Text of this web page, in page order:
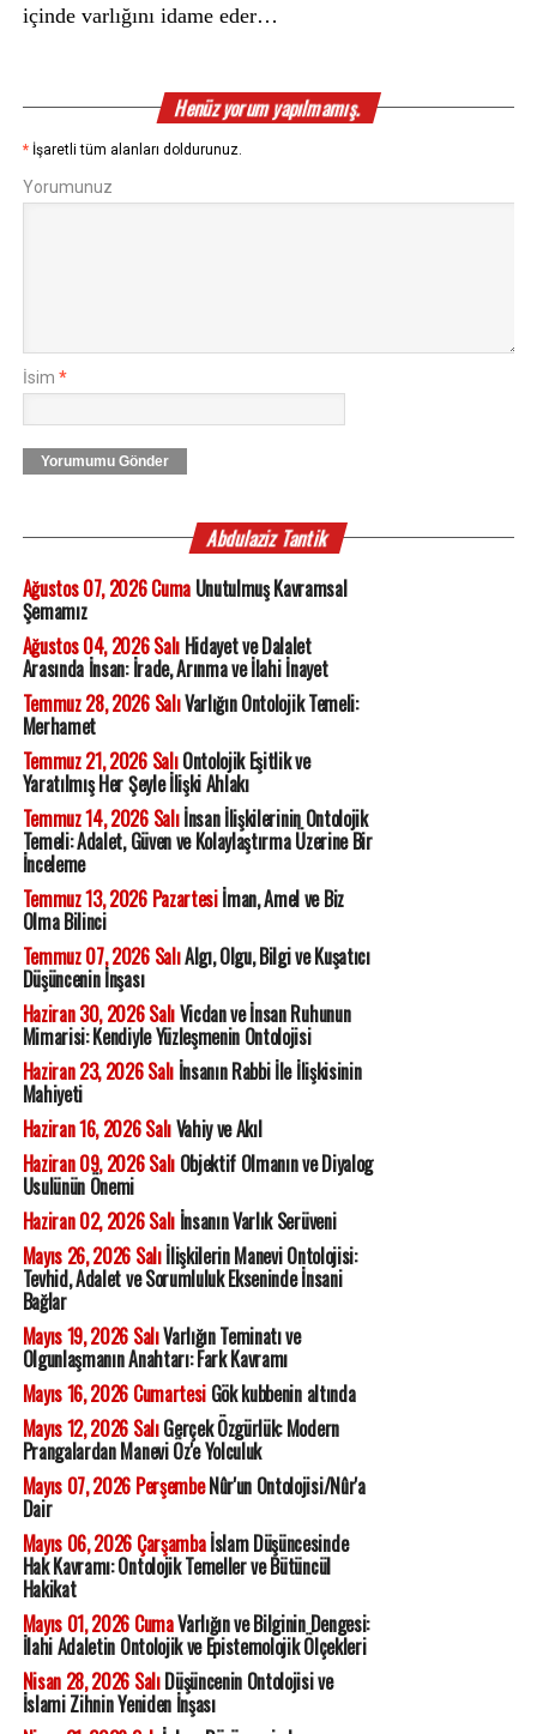
içinde varlığını idame eder…
Henüz yorum yapılmamış.
* İşaretli tüm alanları doldurunuz.
Yorumunuz
İsim *
Yorumumu Gönder
Abdulaziz Tantik
Ağustos 07, 2026 CumaUnutulmuş Kavramsal
Şemamız
Ağustos 04, 2026 SalıHidayet ve Dalalet
Arasında İnsan: İrade, Arınma ve İlahi İnayet
Temmuz 28, 2026 SalıVarlığın Ontolojik Temeli:
Merhamet
Temmuz 21, 2026 SalıOntolojik Eşitlik ve
Yaratılmış Her Şeyle İlişki Ahlakı
Temmuz 14, 2026 Salıİnsan İlişkilerinin Ontolojik
Temeli: Adalet, Güven ve Kolaylaştırma Üzerine Bir
İnceleme
Temmuz 13, 2026 Pazartesiİman, Amel ve Biz
Olma Bilinci
Temmuz 07, 2026 SalıAlgı, Olgu, Bilgi ve Kuşatıcı
Düşüncenin İnşası
Haziran 30, 2026 SalıVicdan ve İnsan Ruhunun
Mimarisi: Kendiyle Yüzleşmenin Ontolojisi
Haziran 23, 2026 Salıİnsanın Rabbi İle İlişkisinin
Mahiyeti
Haziran 16, 2026 SalıVahiy ve Akıl
Haziran 09, 2026 SalıObjektif Olmanın ve Diyalog
Usulünün Önemi
Haziran 02, 2026 Salıİnsanın Varlık Serüveni
Mayıs 26, 2026 Salıİlişkilerin Manevi Ontolojisi:
Tevhid, Adalet ve Sorumluluk Ekseninde İnsani
Bağlar
Mayıs 19, 2026 SalıVarlığın Teminatı ve
Olgunlaşmanın Anahtarı: Fark Kavramı
Mayıs 16, 2026 CumartesiGök kubbenin altında
Mayıs 12, 2026 SalıGerçek Özgürlük: Modern
Prangalardan Manevi Öz'e Yolculuk
Mayıs 07, 2026 PerşembeNûr'un Ontolojisi/Nûr'a
Dair
Mayıs 06, 2026 Çarşambaİslam Düşüncesinde
Hak Kavramı: Ontolojik Temeller ve Bütüncül
Hakikat
Mayıs 01, 2026 CumaVarlığın ve Bilginin Dengesi:
İlahi Adaletin Ontolojik ve Epistemolojik Ölçekleri
Nisan 28, 2026 SalıDüşüncenin Ontolojisi ve
İslami Zihnin Yeniden İnşası